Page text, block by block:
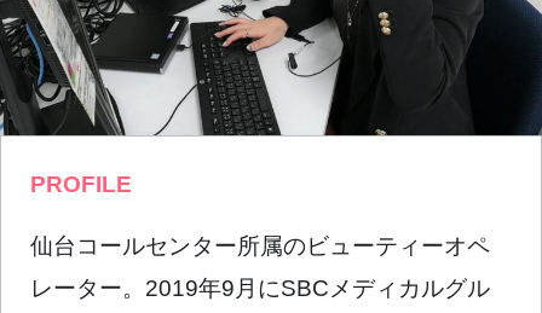
PROFILE
仙台コールセンター所属のビューティーオペ
レーター。2019年9月にSBCメディカルグル